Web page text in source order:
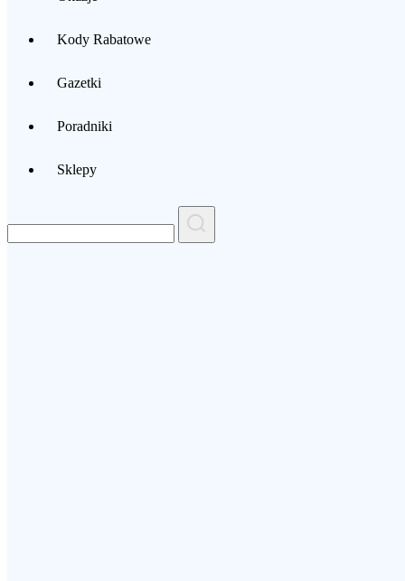
Kody Rabatowe
Gazetki
Poradniki
Sklepy